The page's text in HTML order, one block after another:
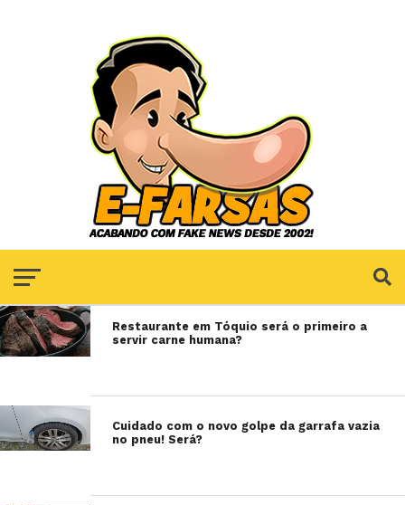
Restaurante em Tóquio será o primeiro a
servir carne humana?
Cuidado com o novo golpe da garrafa vazia
no pneu! Será?